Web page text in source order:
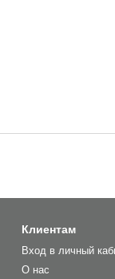
Клиентам
Вход в личный
О нас